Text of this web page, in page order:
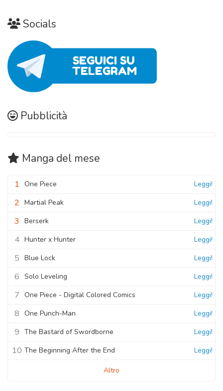
Socials
Pubblicità
Manga del mese
1 One Piece Leggi!
2 Martial Peak Leggi!
3 Berserk Leggi!
4 Hunter x Hunter Leggi!
5 Blue Lock Leggi!
6 Solo Leveling Leggi!
7 One Piece - Digital Colored Comics Leggi!
8 One Punch-Man Leggi!
9 The Bastard of Swordborne Leggi!
10 The Beginning After the End Leggi!
Altro